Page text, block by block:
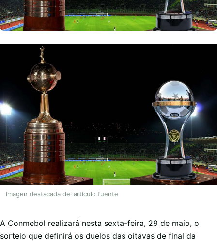
Imagen destacada del articulo fuente
A Conmebol realizará nesta sexta-feira, 29 de maio, o
sorteio que definirá os duelos das oitavas de final da